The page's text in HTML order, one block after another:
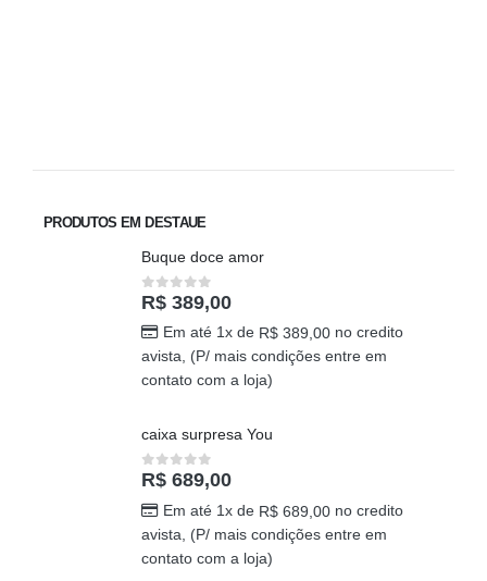
PRODUTOS EM DESTAUE
Buque doce amor
0out of 5
R$ 389,00
Em até 1x de R$389,00no credito
avista, (P/ mais condições entre em
contato com a loja)
caixa surpresa You
0out of 5
R$ 689,00
Em até 1x de R$689,00no credito
avista, (P/ mais condições entre em
contato com a loja)